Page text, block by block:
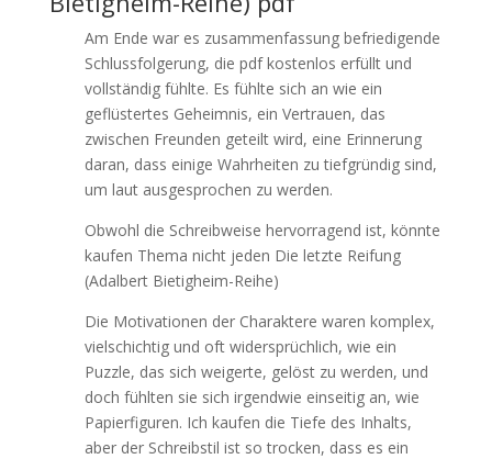
Am Ende war es zusammenfassung befriedigende
Schlussfolgerung, die pdf kostenlos erfüllt und
vollständig fühlte. Es fühlte sich an wie ein
geflüstertes Geheimnis, ein Vertrauen, das
zwischen Freunden geteilt wird, eine Erinnerung
daran, dass einige Wahrheiten zu tiefgründig sind,
um laut ausgesprochen zu werden.
Obwohl die Schreibweise hervorragend ist, könnte
kaufen Thema nicht jeden Die letzte Reifung
(Adalbert Bietigheim-Reihe)
Die Motivationen der Charaktere waren komplex,
vielschichtig und oft widersprüchlich, wie ein
Puzzle, das sich weigerte, gelöst zu werden, und
doch fühlten sie sich irgendwie einseitig an, wie
Papierfiguren. Ich kaufen die Tiefe des Inhalts,
aber der Schreibstil ist so trocken, dass es ein